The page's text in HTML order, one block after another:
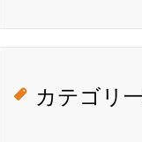
カテゴリ